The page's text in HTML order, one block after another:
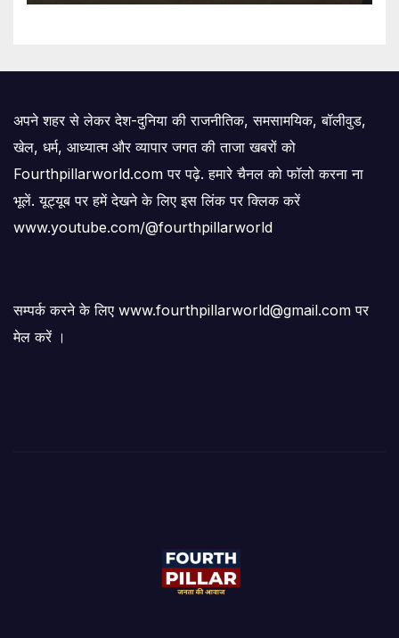
अपने शहर से लेकर देश-दुनिया की राजनीतिक, समसामयिक, बॉलीवुड,
खेल, धर्म, आध्यात्म और व्यापार जगत की ताजा खबरों को
Fourthpillarworld.com पर पढ़े. हमारे चैनल को फॉलो करना ना
भूलें. यूट्यूब पर हमें देखने के लिए इस लिंक पर क्लिक करें
www.youtube.com/@fourthpillarworld
सम्पर्क करने के लिए www.fourthpillarworld@gmail.com पर
मेल करें ।